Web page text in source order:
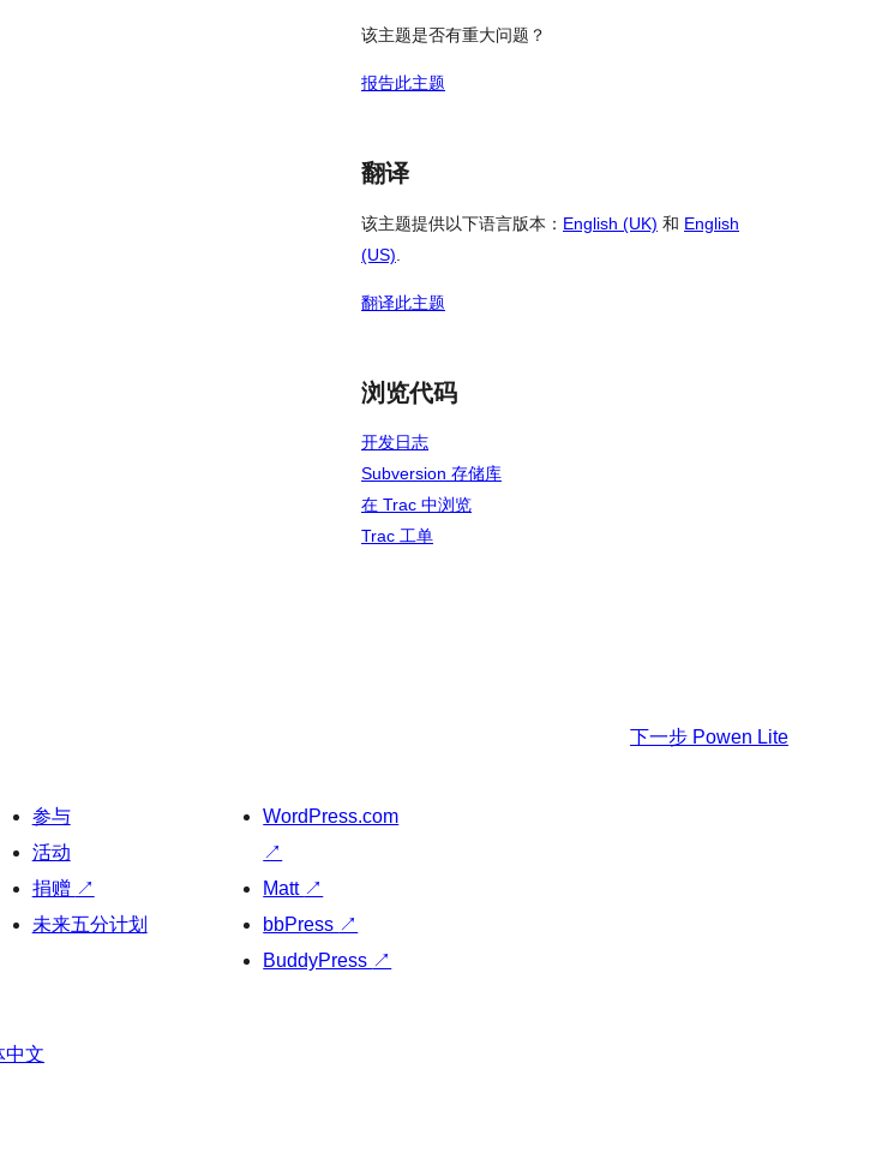
该主题是否有重大问题？
报告此主题
翻译
该主题提供以下语言版本： English (UK) 和 English
(US)
翻译此主题
浏览代码
开发日志
Subversion 存储库
在 Trac 中浏览
Trac 工单
下一步 Powen Lite
参与
活动
捐赠 ↗
未来五分计划
WordPress.com
↗
Matt ↗
bbPress ↗
BuddyPress ↗
中文